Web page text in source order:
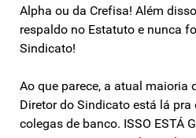
Alpha ou da Crefisa! Além
respaldo no Estatuto e nunca
Sindicato!
Ao que parece, a atual maioria
Diretor do Sindicato está lá pra
colegas de banco. ISSO ESTÁ